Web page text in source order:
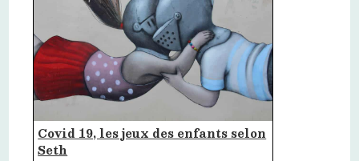
Covid 19, les jeux des enfants selon
Seth